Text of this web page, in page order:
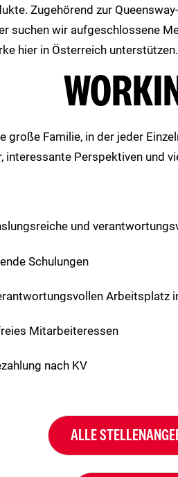
Zugehörend zur
suchen wir aufgeschlossene
hier in Österreich unterstützen.
große Familie, in der jeder
interessante Perspektiven und
und
Schulungen
Arbeitsplatz
Mitarbeiteressen
nach KV
ALLE